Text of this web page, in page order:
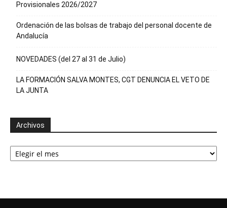
Provisionales 2026/2027
Ordenación de las bolsas de trabajo del personal docente de
Andalucía
NOVEDADES (del 27 al 31 de Julio)
LA FORMACIÓN SALVA MONTES, CGT DENUNCIA EL VETO DE
LA JUNTA
Archivos
Archivos